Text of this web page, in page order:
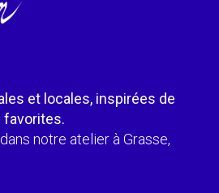
et locales, inspirées de
notre atelier à Grasse,